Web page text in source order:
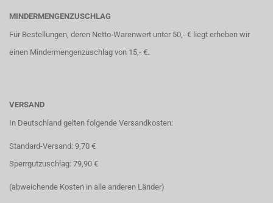
MINDERMENGENZUSCHLAG
Für Bestellungen, deren Netto-Warenwert unter 50,- € liegt erheben wir
einen Mindermengenzuschlag von 15,- €.
VERSAND
In Deutschland gelten folgende Versandkosten:
Standard-Versand: 9,70 €
Sperrgutzuschlag: 79,90 €
(abweichende Kosten in alle anderen Länder)